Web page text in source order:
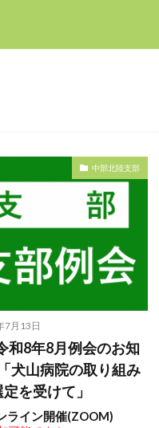
中部北陸支部
7月13日
和8年8月例会のお知
犬山病院の取り組み
を受けて」
ライン開催(ZOOM)